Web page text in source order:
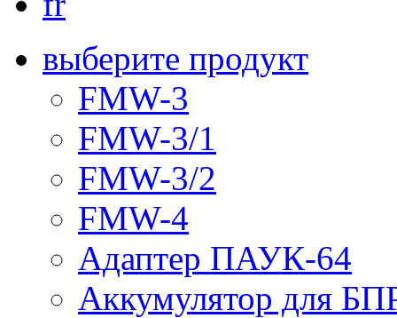
выберите продукт
FMW-3
FMW-3/1
FMW-3/2
FMW-4
Адаптер ПАУК-64
Аккумулятор для